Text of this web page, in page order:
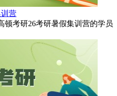
营
顿考研26考研暑假集训营的学员